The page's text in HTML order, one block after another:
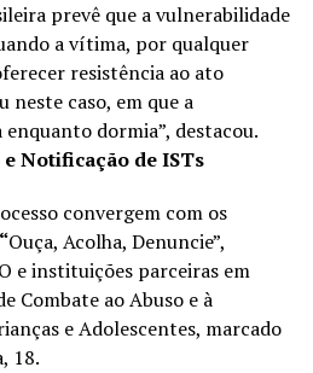
prevê que a vulnerabilidade
a vítima, por qualquer
resistência ao ato
neste caso, em que a
dormia”, destacou.
Notificação de ISTs
convergem com os
“Ouça, Acolha, Denuncie”,
e instituições parceiras em
Combate ao Abuso e à
e Adolescentes, marcado
18.